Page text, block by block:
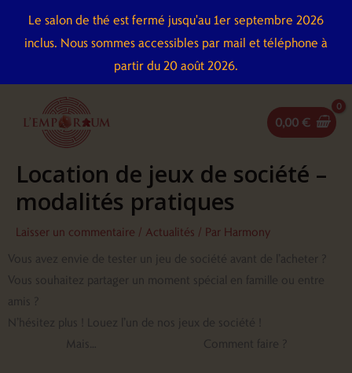
Le salon de thé est fermé jusqu'au 1er septembre 2026
inclus. Nous sommes accessibles par mail et téléphone à
partir du 20 août 2026.
contenu
0,00 €
Location de jeux de société –
modalités pratiques
Laisser un commentaire / Actualités / Par Harmony
Vous avez envie de tester un jeu de société avant de l’acheter ?
Vous souhaitez partager un moment spécial en famille ou entre
amis ?
N’hésitez plus ! Louez l’un de nos jeux de société !
Mais… Comment faire ?